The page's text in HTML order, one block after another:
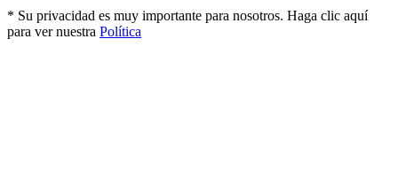
* Su privacidad es muy importante para nosotros. Haga clic aquí
para ver nuestra Política